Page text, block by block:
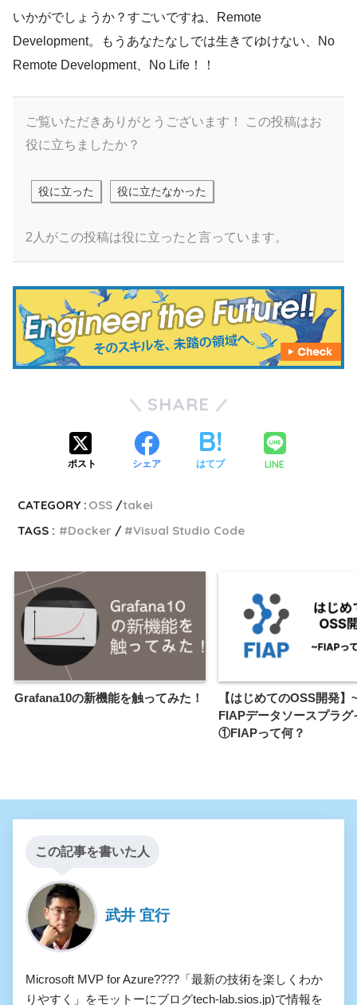
いかがでしょうか？すごいですね、Remote
Development。もうあなたなしでは生きてゆけない、No
Remote Development、No Life！！
ご覧いただきありがとうございます！
この投稿はお
役に立ちましたか？
役に立った 役に立たなかった
2人がこの投稿は役に立ったと言っています。
SHARE
ポスト シェア はてブ LINE
CATEGORY : OSS
takei
TAGS :
Docker Visual Studio Code
Grafana10の新機能を触ってみた！
【はじめてのOSS開発
FIAPデータソースプラグ
①FIAPって何？
この記事を書いた人
武井 宜行
Microsoft MVP for Azure????「最新の技術を楽しくわか
りやすく」をモットーにブログtech-lab.sios.jp)で情報を